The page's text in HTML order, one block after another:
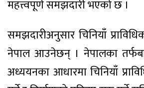
महत्त्वपूर्ण समझदारी भएको छ ।
समझदारीअनुसार चिनियाँ
नेपाल आउनेछन् । नेपालका
अध्ययनका आधारमा चिनियाँ